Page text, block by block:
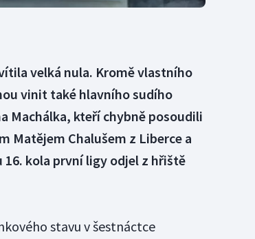
velká nula. Kromě vlastního
vinit také hlavního sudího
Machálka, kteří chybně posoudili
Matějem Chalušem z Liberce a
kola první ligy odjel z hřiště
stavu v šestnáctce